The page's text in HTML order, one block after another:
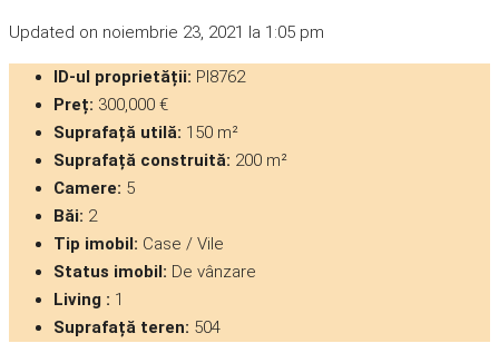
Updated on noiembrie 23, 2021 la 1:05 pm
ID-ul proprietății: PI8762
Preț: 300,000 €
Suprafață utilă: 150 m²
Suprafață construită: 200 m²
Camere: 5
Băi: 2
Tip imobil: Case / Vile
Status imobil: De vânzare
Living : 1
Suprafață teren: 504